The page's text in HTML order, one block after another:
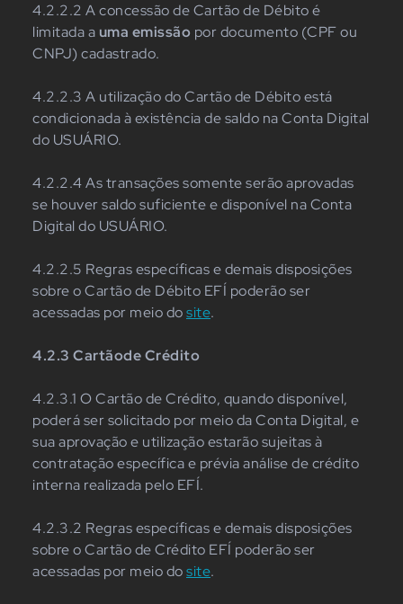
4.2.2.2 A concessão de Cartão de Débito é
limitada a uma emissão por documento (CPF ou
CNPJ) cadastrado.
4.2.2.3 A utilização do Cartão de Débito está
condicionada à existência de saldo na Conta Digital
do USUÁRIO.
4.2.2.4 As transações somente serão aprovadas
se houver saldo suficiente e disponível na Conta
Digital do USUÁRIO.
4.2.2.5 Regras específicas e demais disposições
sobre o Cartão de Débito EFÍ poderão ser
acessadas por meio dosite.
4.2.3 Cartãode Crédito
4.2.3.1 O Cartão de Crédito, quando disponível,
poderá ser solicitado por meio da Conta Digital, e
sua aprovação e utilização estarão sujeitas à
contratação específica e prévia análise de crédito
interna realizada pelo EFÍ.
4.2.3.2 Regras específicas e demais disposições
sobre o Cartão de Crédito EFÍ poderão ser
acessadas por meio dosite.